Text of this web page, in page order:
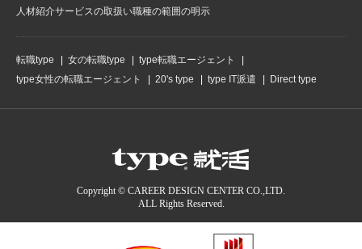
人材紹介サービスの取扱い職種の範囲の明示
転職type 女の転職type
type転職エージェント
type女性の転職エージェント
20's type type IT派遣 Direct type
Copyright © CAREER DESIGN CENTER CO.,LTD.
ALL Rights Reserved.